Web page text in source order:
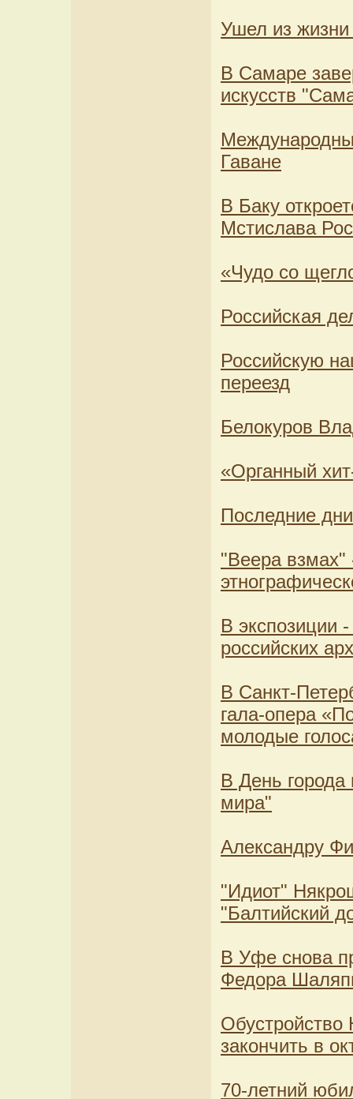
Ушел из
В Самаре
искусств
Гаване
В Баку
Мстислава
«Чудо со
Российская
Российскую
переезд
Белокуров
«Органный
Последние
"Веера взмах"
В экспозиции
российских
В Санкт-
гала-опера
молодые
В День города
мира"
Александру
"Идиот"
"Балтийский
В Уфе снова
Федора
Обустройство
закончить в
70-летний